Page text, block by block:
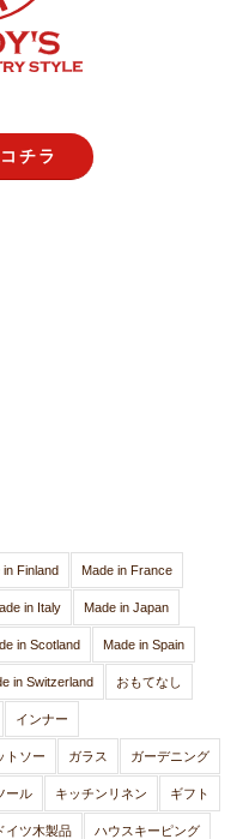
チラ
in Finland Made in France
in Italy Made in Japan
in Scotland Made in Spain
in Switzerland おもてなし
インナー
トソー ガラス ガーデニング
ール キッチンリネン ギフト
イツ木製品 ハウスキーピング